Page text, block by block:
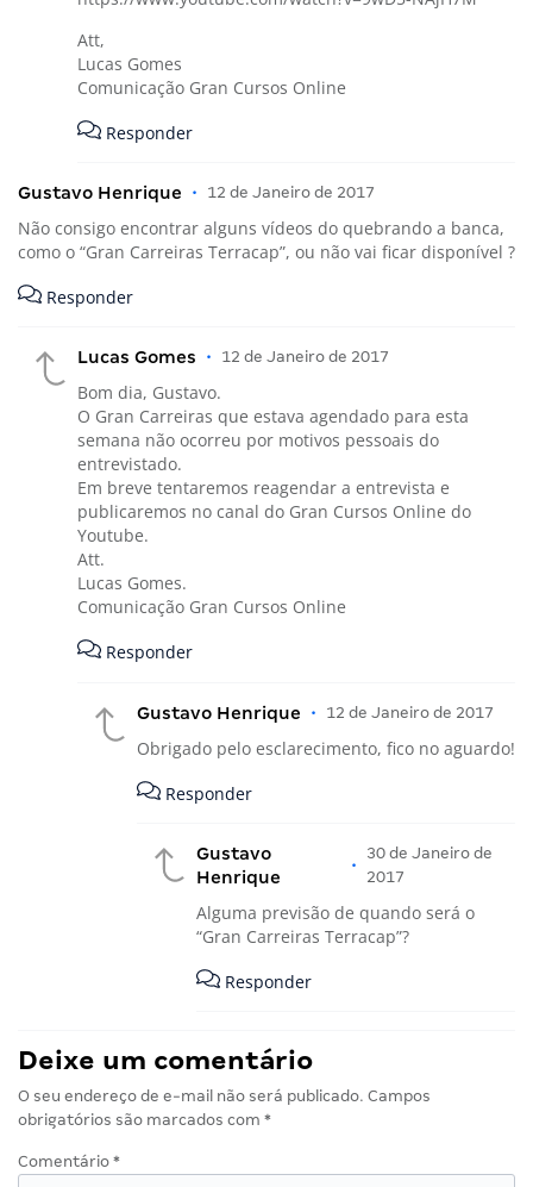
Att,
Lucas Gomes
Comunicação Gran Cursos Online
Responder
Gustavo Henrique • 12 de Janeiro de 2017
Não consigo encontrar alguns vídeos do quebrando a banca,
como o “Gran Carreiras Terracap”, ou não vai ficar disponível ?
Responder
Lucas Gomes • 12 de Janeiro de 2017
Bom dia, Gustavo.
O Gran Carreiras que estava agendado para esta
semana não ocorreu por motivos pessoais do
entrevistado.
Em breve tentaremos reagendar a entrevista e
publicaremos no canal do Gran Cursos Online do
Youtube.
Att.
Lucas Gomes.
Comunicação Gran Cursos Online
Responder
Gustavo Henrique • 12 de Janeiro de 2017
Obrigado pelo esclarecimento, fico no aguardo!
Responder
Gustavo
Henrique
•
30 de Janeiro de
2017
Alguma previsão de quando será o
“Gran Carreiras Terracap”?
Responder
Deixe um comentário
O seu endereço de e-mail não será publicado. Campos
obrigatórios são marcados com *
Comentário *